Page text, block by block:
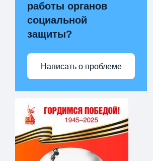
работы органов
социальной
защиты?
Написать о проблеме